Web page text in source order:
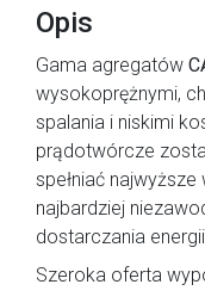
Opis
Gama agregatów
wysokoprężnymi,
spalania i niskimi
prądotwórcze
spełniać
najbardziej
dostarczania
Szeroka oferta